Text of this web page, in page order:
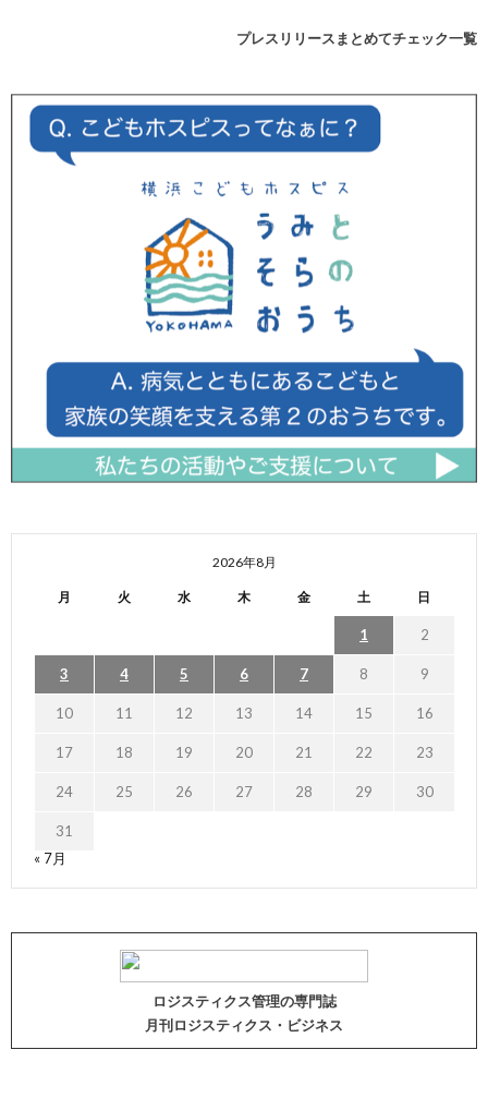
プレスリリースまとめてチェック一覧
2026年8月
月 火 水 木 金 土 日
1 2
3 4 5 6 7 8 9
10 11 12 13 14 15 16
17 18 19 20 21 22 23
24 25 26 27 28 29 30
31
« 7月
ロジスティクス管理の専門誌
月刊ロジスティクス・ビジネス